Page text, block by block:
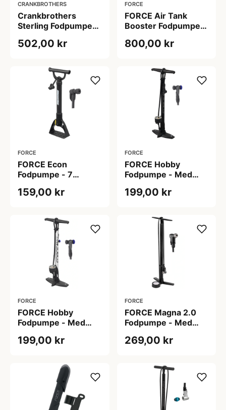
CRANKBROTHERS
Crankbrothers
Sterling Fodpumpe
manometer
502,00 kr
FORCE
FORCE Air Tank
Booster Fodpumpe -
Bar/260 PSI - Sort
800,00 kr
FORCE
FORCE Econ
Fodpumpe - 7
159,00 kr
FORCE
FORCE Hobby
Fodpumpe - Med
Bar/160 PSI - Sort
199,00 kr
FORCE
FORCE Hobby
Fodpumpe - Med
Bar/160 PSI - Sølv
199,00 kr
FORCE
FORCE Magna 2.0
Fodpumpe - Med
Bar/160 PSI - Sort
269,00 kr